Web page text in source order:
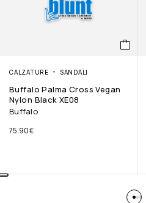
CALZATURE SANDALI
Buffalo Palma Cross Vegan
Nylon Black XE08
Buffalo
75.90€